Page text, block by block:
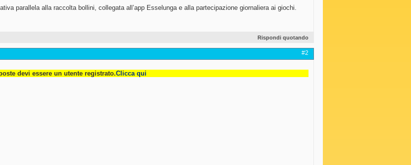
parallela alla raccolta bollini, collegata all’app Esselunga e alla partecipazione giornaliera ai giochi.
Rispondi quotando
#2
devi essere un utente registrato.Clicca qui